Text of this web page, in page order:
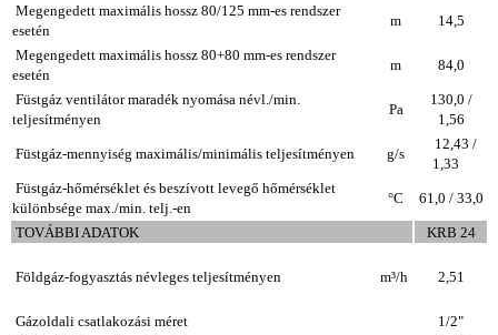
Megengedett maximális hossz 80/125 mm-es rendszer
esetén
m 14,5
Megengedett maximális hossz 80+80 mm-es rendszer
esetén
m 84,0
Füstgáz ventilátor maradék nyomása névl./min.
teljesítményen
Pa
130,0 /
1,56
Füstgáz-mennyiség maximális/minimális teljesítményen g/s
12,43 /
1,33
Füstgáz-hőmérséklet és beszívott levegő hőmérséklet
különbsége max./min. telj.-en
°C 61,0 / 33,0
TOVÁBBI ADATOK KRB 24
Földgáz-fogyasztás névleges teljesítményen m³/h 2,51
Gázoldali csatlakozási méret
1/2"